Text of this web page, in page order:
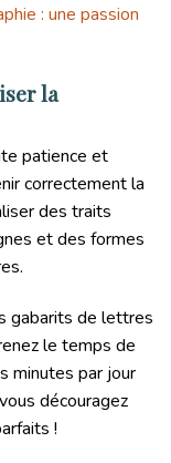
: une passion
la
patience et
correctement la
des traits
et des formes
gabarits de lettres
le temps de
minutes par jour
découragez
!